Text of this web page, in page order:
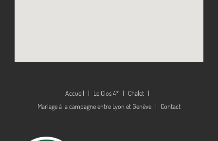
Accueil Le Clos 4*
Chalet
Mariage à la campagne entre Lyon et Genève
Contact